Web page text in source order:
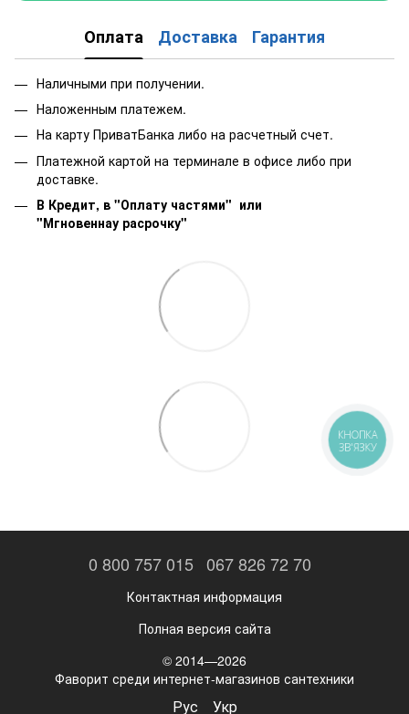
Оплата Доставка Гарантия
Наличными при получении.
Наложенным платежем.
На карту ПриватБанка либо на расчетный счет.
Платежной картой на терминале в офисе либо при
доставке.
В Кредит, в "Оплату частями" или
"Мгновеннау расрочку"
0 800 757 015 067 826 72 70
Контактная информация
Полная версия сайта
© 2014—2026
Фаворит среди интернет-магазинов сантехники
Рус Укр
КНОПКА
ЗВ'ЯЗКУ